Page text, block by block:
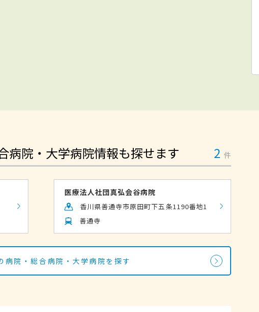
病院・大学病院情報も探せます 2 件
医療法人社団真弘会谷病院
香川県善通寺市原田町下五条1190番地1
善通寺
病院・総合病院・大学病院を探す